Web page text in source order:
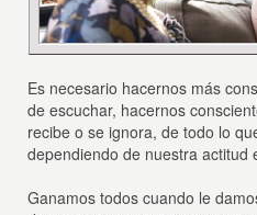
Es necesario hacernos más
de escuchar, hacernos
recibe o se ignora, de todo lo
dependiendo de nuestra actitud
Ganamos todos cuando le